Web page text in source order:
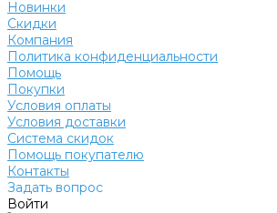
Новинки
Скидки
Компания
Политика конфиденциальности
Помощь
Покупки
Условия оплаты
Условия доставки
Система скидок
Помощь покупателю
Контакты
Задать вопрос
Войти